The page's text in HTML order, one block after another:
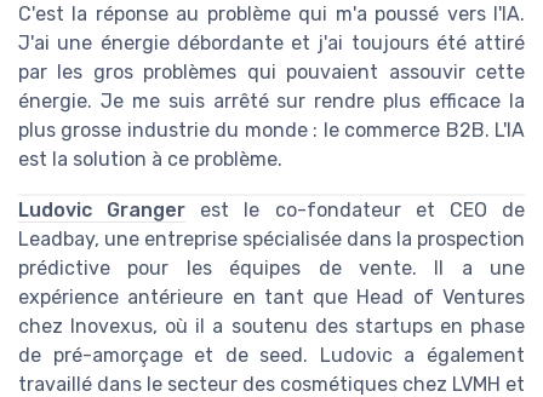
C'est la réponse au problème qui m'a poussé vers l'IA.
J'ai une énergie débordante et j'ai toujours été attiré
par les gros problèmes qui pouvaient assouvir cette
énergie. Je me suis arrêté sur rendre plus efficace la
plus grosse industrie du monde : le commerce B2B. L'IA
est la solution à ce problème.
Ludovic Granger est le co-fondateur et CEO de
Leadbay, une entreprise spécialisée dans la prospection
prédictive pour les équipes de vente. Il a une
expérience antérieure en tant que Head of Ventures
chez Inovexus, où il a soutenu des startups en phase
de pré-amorçage et de seed. Ludovic a également
travaillé dans le secteur des cosmétiques chez LVMH et